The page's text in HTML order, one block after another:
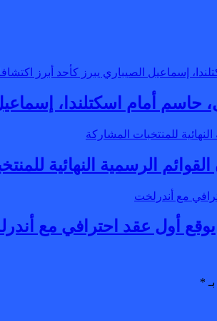
أمام اسكتلندا،
أول عقد احترافي مع
*